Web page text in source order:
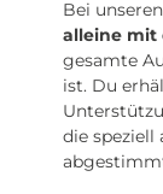
Bei
alleine mit
gesamte
ist. Du
die speziell